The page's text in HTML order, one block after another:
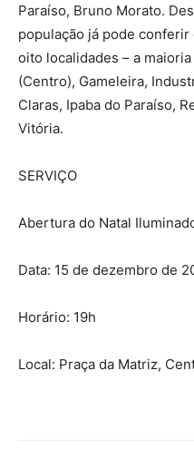
Paraíso, Bruno Morato.
população já pode
oito localidades – a
(Centro), Gameleira,
Claras, Ipaba do Paraíso,
Vitória.
SERVIÇO
Abertura do Natal
Data: 15 de dezembro de
Horário: 19h
Local: Praça da Matriz,